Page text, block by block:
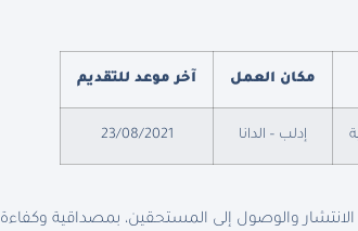
مكان العمل آخر موعد للتقديم
إدلب – الدانا 23/08/2021
والوصول إلى المستحقين، بمصداقية وكفاءة